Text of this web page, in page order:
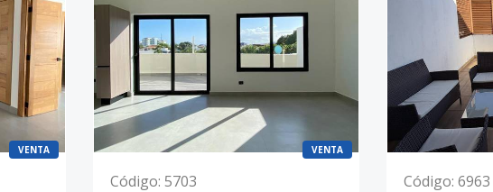
VENTA VENTA
Código: 5703 Código: 6963